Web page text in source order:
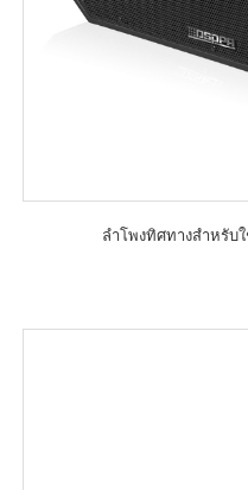
ลำโพงทิศทางสำหรับ